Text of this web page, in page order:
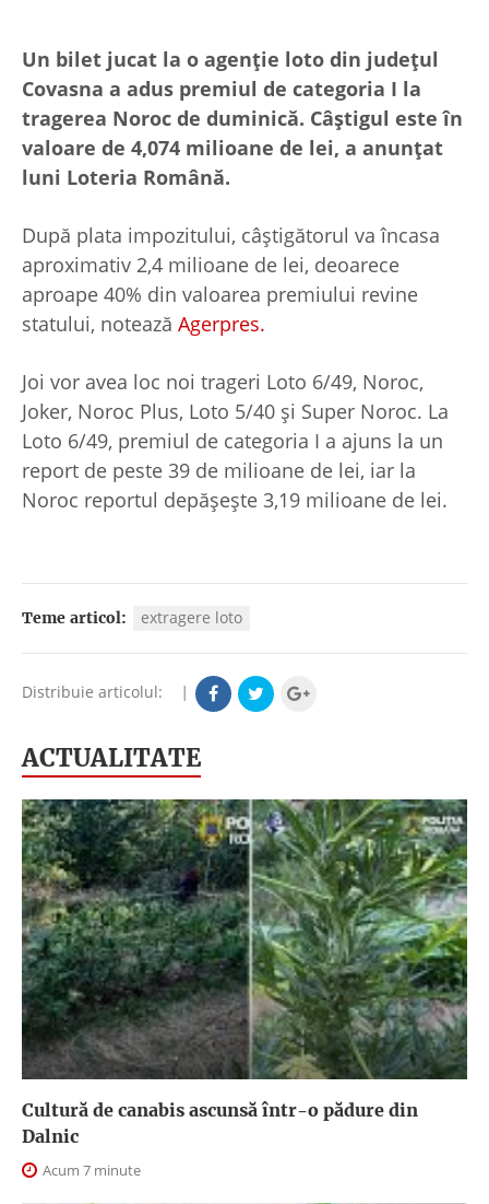
Un bilet jucat la o agenție loto din județul
Covasna a adus premiul de categoria I la
tragerea Noroc de duminică. Câștigul este în
valoare de 4,074 milioane de lei, a anunțat
luni Loteria Română.
După plata impozitului, câștigătorul va încasa
aproximativ 2,4 milioane de lei, deoarece
aproape 40% din valoarea premiului revine
statului, notează Agerpres.
Joi vor avea loc noi trageri Loto 6/49, Noroc,
Joker, Noroc Plus, Loto 5/40 și Super Noroc. La
Loto 6/49, premiul de categoria I a ajuns la un
report de peste 39 de milioane de lei, iar la
Noroc reportul depășește 3,19 milioane de lei.
Teme articol: extragere loto
Distribuie articolul: |
ACTUALITATE
Cultură de canabis ascunsă într-o pădure din
Dalnic
Acum 7 minute